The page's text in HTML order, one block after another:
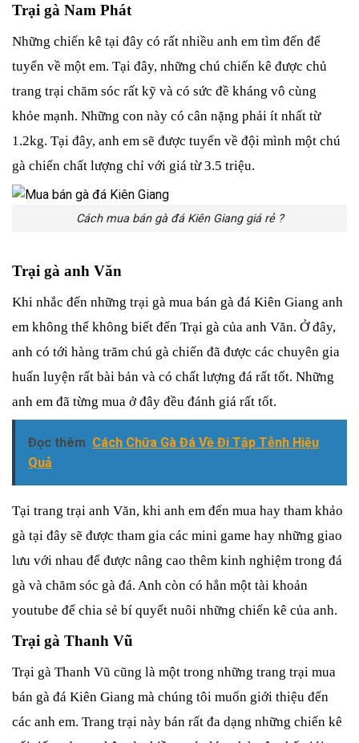
Trại gà Nam Phát
Những chiến kê tại đây có rất nhiều anh em tìm đến để
tuyển về một em. Tại đây, những chú chiến kê được chủ
trang trại chăm sóc rất kỹ và có sức đề kháng vô cùng
khỏe mạnh. Những con này có cân nặng phải ít nhất từ
1.2kg. Tại đây, anh em sẽ được tuyển về đội mình một chú
gà chiến chất lượng chỉ với giá từ 3.5 triệu.
Cách mua bán gà đá Kiên Giang giá rẻ ?
Trại gà anh Văn
Khi nhắc đến những trại gà mua bán gà đá Kiên Giang anh
em không thể không biết đến Trại gà của anh Văn. Ở đây,
anh có tới hàng trăm chú gà chiến đã được các chuyên gia
huấn luyện rất bài bản và có chất lượng đá rất tốt. Những
anh em đã từng mua ở đây đều đánh giá rất tốt.
Đọc thêm Cách Chữa Gà Đá Về Đi Tập Tễnh Hiệu
Quả
Tại trang trại anh Văn, khi anh em đến mua hay tham khảo
gà tại đây sẽ được tham gia các mini game hay những giao
lưu với nhau để được nâng cao thêm kinh nghiệm trong đá
gà và chăm sóc gà đá. Anh còn có hẳn một tài khoản
youtube để chia sẻ bí quyết nuôi những chiến kê của anh.
Trại gà Thanh Vũ
Trại gà Thanh Vũ cũng là một trong những trang trại mua
bán gà đá Kiên Giang mà chúng tôi muốn giới thiệu đến
các anh em. Trang trại này bán rất đa dạng những chiến kê